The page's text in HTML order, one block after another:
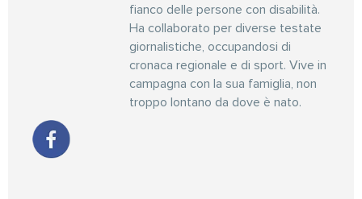
fianco delle persone con disabilità.
Ha collaborato per diverse testate
giornalistiche, occupandosi di
cronaca regionale e di sport. Vive in
campagna con la sua famiglia, non
troppo lontano da dove è nato.